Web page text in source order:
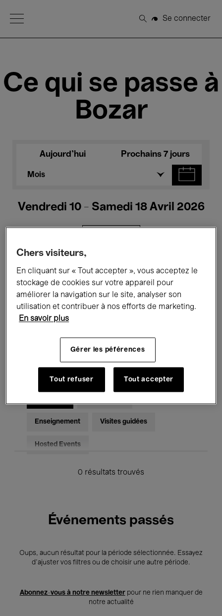
Open Menu
Rechercher
Se connecter
Ce qui se passe à
Bozar
Aujourd'hui Prochains 7 jours
Mois
Vendredi 10 - Samedi 18 Avril 2026
Tous les événements Concerts
Expositions Performances
Rencontres & Débats
Musique classique Global Music
Enseignement Visites guidées
Hosted Events
0 résultats trouvés
Événements passés
Oups, aucun résultat pour la période sélectionnée. Essayez
d’ajuster vos filtres ou de choisir une autre période.
Abonnez-vous à notre newsletterpour ne rien manquer de
notre actualité
Chers visiteurs,
En cliquant sur « Tout accepter », vous acceptez le
stockage de cookies sur votre appareil pour
améliorer la navigation sur le site, analyser son
utilisation et contribuer à nos efforts de marketing.
En savoir plus
Gérer les péférences
Tout refuser Tout accepter